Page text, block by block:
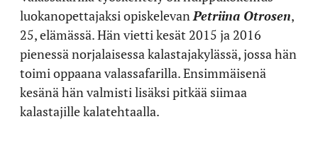
luokanopettajaksi opiskelevan Petriina Otrosen,
25, elämässä. Hän vietti kesät 2015 ja 2016
pienessä norjalaisessa kalastajakylässä, jossa hän
toimi oppaana valassafarilla. Ensimmäisenä
kesänä hän valmisti lisäksi pitkää siimaa
kalastajille kalatehtaalla.